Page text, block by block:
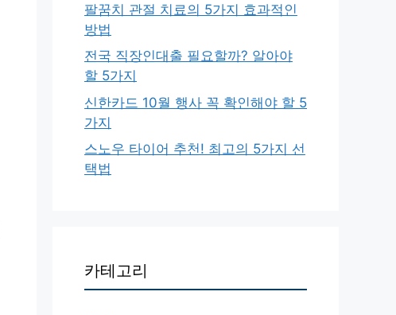
팔꿈치 관절 치료의 5가지 효과적인
방법
전국 직장인대출 필요할까? 알아야
할 5가지
신한카드 10월 행사 꼭 확인해야 할 5
가지
스노우 타이어 추천! 최고의 5가지 선
택법
카테고리